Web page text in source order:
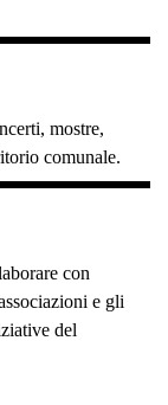
mostre,
comunale.
con
e gli
del